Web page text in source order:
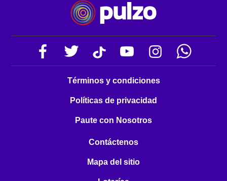
Términos y condiciones
Políticas de privacidad
Paute con Nosotros
Contáctenos
Mapa del sitio